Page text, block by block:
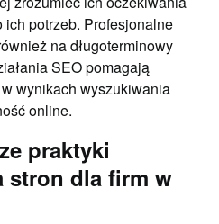
ich potrzeb. Profesjonalne
na długoterminowy
SEO pomagają
wynikach wyszukiwania
online.
praktyki
stron dla firm w